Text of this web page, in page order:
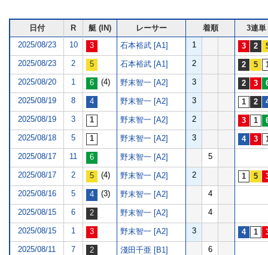
日付 R 艇 (IN) レーサー 着順
3連単
2025/08/23
10 石本裕武 [A1] 1
2025/08/23 2 石本裕武 [A1] 2
2025/08/20 1 (4) 野末智一 [A2] 3
2025/08/19 8 野末智一 [A2] 3
2025/08/19 3 野末智一 [A2] 2
2025/08/18 5 野末智一 [A2] 3
2025/08/17 11 野末智一 [A2] 5
2025/08/17 2 (4) 野末智一 [A2] 2
2025/08/16 5 (3) 野末智一 [A2] 4
2025/08/15 6 野末智一 [A2] 4
2025/08/15 1 野末智一 [A2] 3
2025/08/11 7 淺田千亜 [B1] 6